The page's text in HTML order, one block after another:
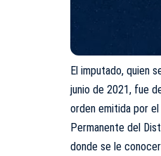
El imputado, quien
junio de 2021, fue
orden emitida por
Permanente del
donde se le